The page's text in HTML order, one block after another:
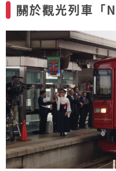
關於觀光列車「